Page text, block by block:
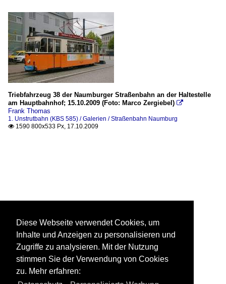
Triebfahrzeug 38 der Naumburger Straßenbahn an der Haltestelle
am Hauptbahnhof; 15.10.2009 (Foto: Marco Zergiebel) 
Frank Thomas
1. Unstrutbahn (KBS 585) / Galerien / Straßenbahn Naumburg
 1590 800x533 Px, 17.10.2009
Diese Webseite verwendet Cookies, um
Inhalte und Anzeigen zu personalisieren und
Zugriffe zu analysieren. Mit der Nutzung
stimmen Sie der Verwendung von Cookies
zu. Mehr erfahren: